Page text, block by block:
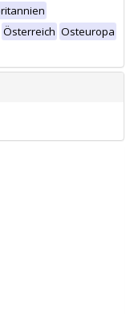
Österreich Osteuropa